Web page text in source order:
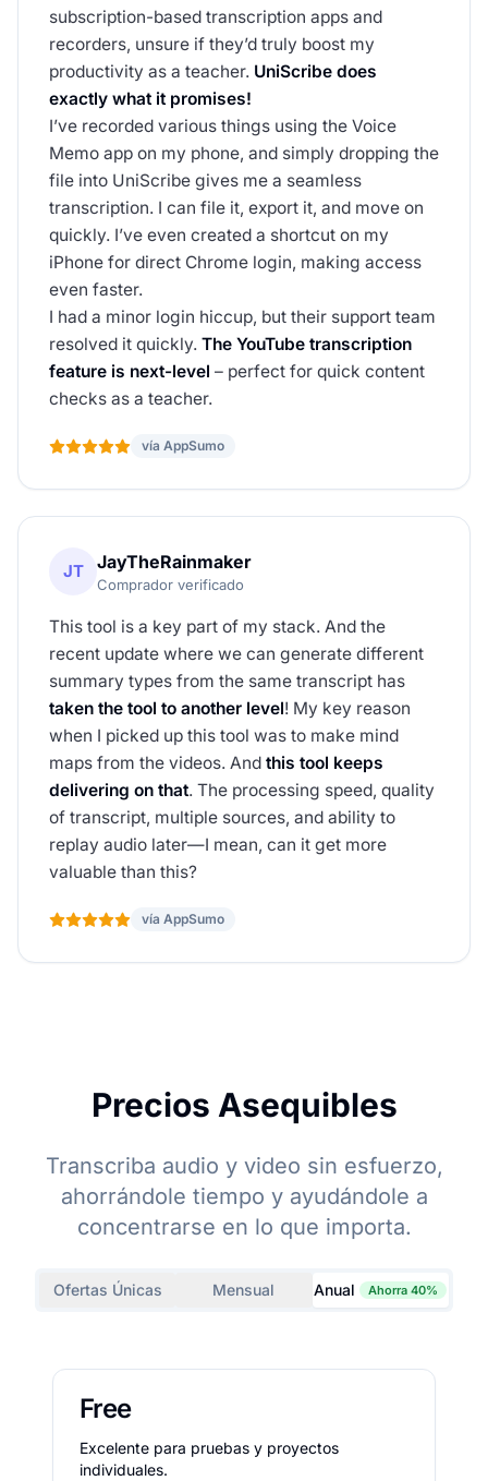
subscription-based transcription apps and
recorders, unsure if they’d truly boost my
productivity as a teacher. UniScribe does
exactly what it promises!
I’ve recorded various things using the Voice
Memo app on my phone, and simply dropping the
file into UniScribe gives me a seamless
transcription. I can file it, export it, and move on
quickly. I’ve even created a shortcut on my
iPhone for direct Chrome login, making access
even faster.
I had a minor login hiccup, but their support team
resolved it quickly. The YouTube transcription
feature is next-level – perfect for quick content
checks as a teacher.
vía AppSumo
JT JayTheRainmaker
Comprador verificado
This tool is a key part of my stack. And the
recent update where we can generate different
summary types from the same transcript has
taken the tool to another level! My key reason
when I picked up this tool was to make mind
maps from the videos. And this tool keeps
delivering on that. The processing speed, quality
of transcript, multiple sources, and ability to
replay audio later—I mean, can it get more
valuable than this?
vía AppSumo
Precios Asequibles
Transcriba audio y video sin esfuerzo,
ahorrándole tiempo y ayudándole a
concentrarse en lo que importa.
Ofertas Únicas Mensual Anual Ahorra 40%
Free
Excelente para pruebas y proyectos
individuales.